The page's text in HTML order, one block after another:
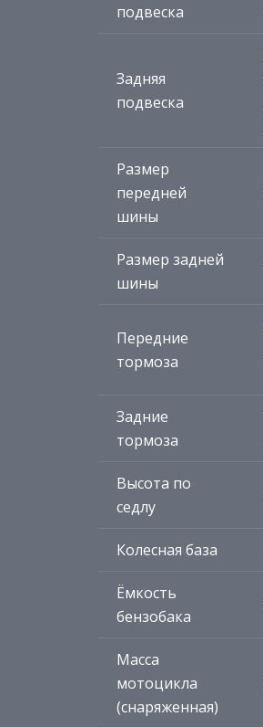
подвеска
Задняя
подвеска
Размер
передней
шины
Размер задней
шины
Передние
тормоза
Задние
тормоза
Высота по
седлу
Колесная база
Ёмкость
бензобака
Масса
мотоцикла
(снаряженная)